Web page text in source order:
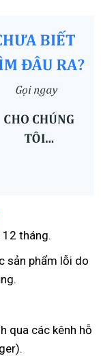
tháng.
sản phẩm lỗi do
qua các kênh hỗ